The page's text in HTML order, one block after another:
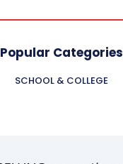
Popular Categories
SCHOOL & COLLEGE